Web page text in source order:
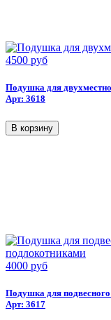
4500 руб
Подушка для
Арт: 3618
4000 руб
Подушка для
Арт: 3617